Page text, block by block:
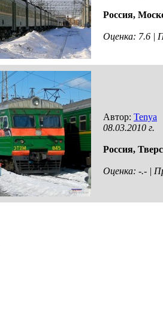
Россия,
Оценка: 7.6 |
Автор: Tenya
08.03.2010 г.
Россия,
Оценка: -.- |